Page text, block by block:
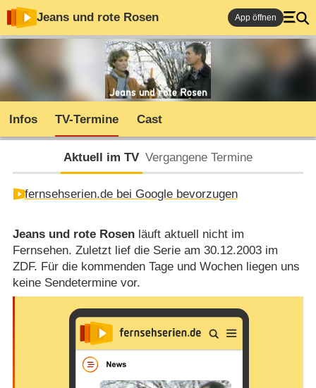
Jeans und rote Rosen App öffnen
Infos TV-Termine Cast
Aktuell im TV Vergangene Termine
fernsehserien.de bei Google bevorzugen
Jeans und rote Rosenläuft aktuell nicht im
Fernsehen. Zuletzt lief die Serie am 30.12.2003 im
ZDF. Für die kommenden Tage und Wochen liegen uns
keine Sendetermine vor.